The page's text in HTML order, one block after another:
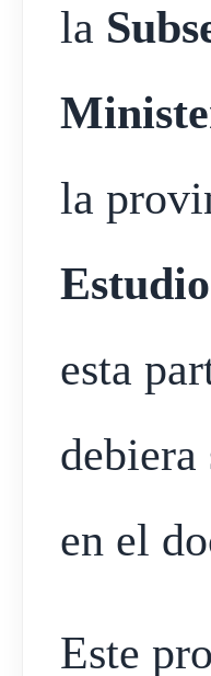
la
la
esta
en el
Este